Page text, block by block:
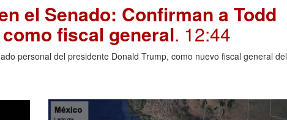
el Senado: Confirman a Todd
fiscal general. 12:44
personal del presidente Donald Trump, como nuevo fiscal general del